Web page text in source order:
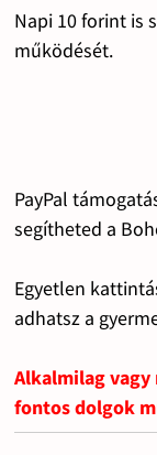
Napi 10 forint is
működését.
PayPal
segítheted a
Egyetlen
adhatsz a
Alkalmilag vagy
fontos dolgok